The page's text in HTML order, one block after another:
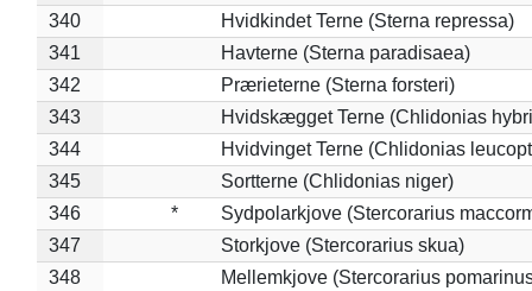
340
Hvidkindet Terne (Sterna repressa)
341
Havterne (Sterna paradisaea)
342
Prærieterne (Sterna forsteri)
343
Hvidskægget Terne (Chlidonias
344
Hvidvinget Terne (Chlidonias
345
Sortterne (Chlidonias niger)
346
*
Sydpolarkjove (Stercorarius
347
Storkjove (Stercorarius skua)
348
Mellemkjove (Stercorarius